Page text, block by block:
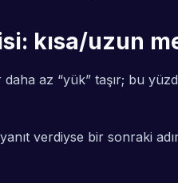
kısa/uzun
az “yük” taşır; bu
verdiyse bir sonraki